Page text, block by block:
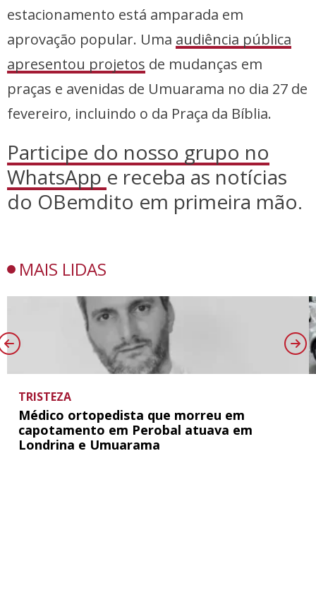
estacionamento está amparada em
aprovação popular. Uma audiência pública
apresentou projetos de mudanças em
praças e avenidas de Umuarama no dia 27 de
fevereiro, incluindo o da Praça da Bíblia.
Participe do nosso grupo no
WhatsApp e receba as notícias
do OBemdito em primeira mão.
MAIS LIDAS
TRISTEZA
Médico ortopedista que morreu em
capotamento em Perobal atuava em
Londrina e Umuarama